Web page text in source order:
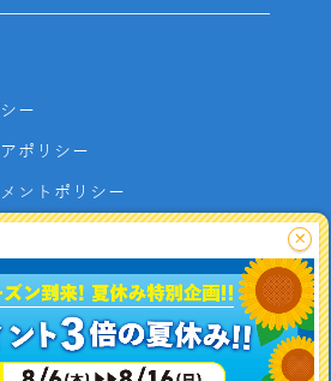
ー
ポリシー
ントポリシー
法
×